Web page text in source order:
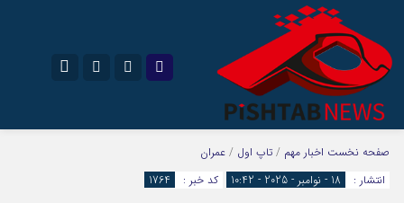
اینستاگرام
سروش
ایتا
نام کاربری یا نشانی ایمیل
صفحه نخست اخبار مهم / تاپ اول / عمران
انتشار :
18 - نوامبر - 2025 - 10:42 کد خبر : 1764